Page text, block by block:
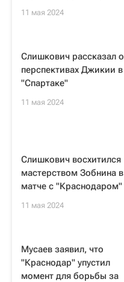
11 мая 2024
Слишкович рассказал о
перспективах Джикии в
"Спартаке"
11 мая 2024
Слишкович восхитился
мастерством Зобнина в
матче с "Краснодаром"
11 мая 2024
Мусаев заявил, что
"Краснодар" упустил
момент для борьбы за